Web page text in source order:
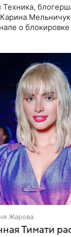
о
Жарова
Тимати